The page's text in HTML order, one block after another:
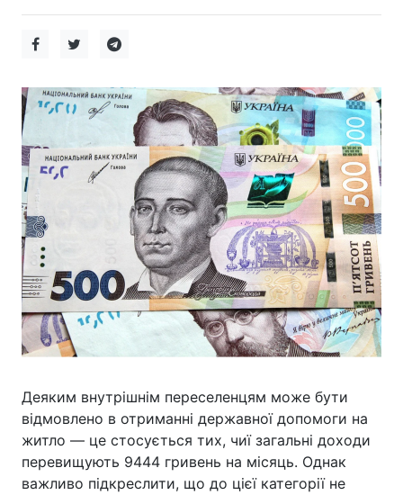
Деяким внутрішнім переселенцям може бути
відмовлено в отриманні державної допомоги на
житло — це стосується тих, чиї загальні доходи
перевищують 9444 гривень на місяць. Однак
важливо підкреслити, що до цієї категорії не